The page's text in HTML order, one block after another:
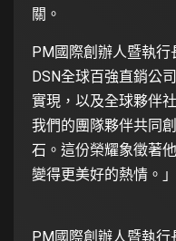
關。
PM國際創辦人暨執行
DSN全球百強直銷公
實現，以及全球夥伴
我們的團隊夥伴共同
石。這份榮耀象徵著
變得更美好的熱情。」
PM國際創辦人暨執行